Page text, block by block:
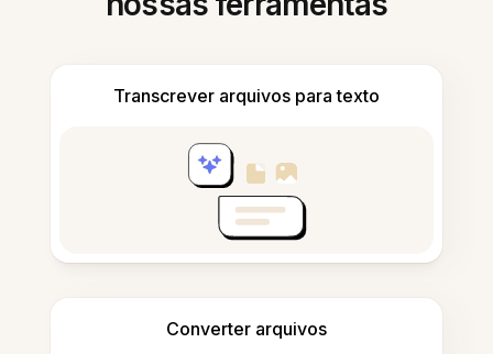
Transcrever arquivos para texto
Converter arquivos